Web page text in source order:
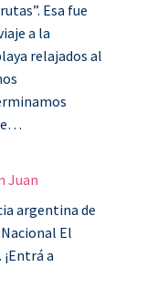
Esa fue
a la
relajados al
Juan
argentina de
El
a